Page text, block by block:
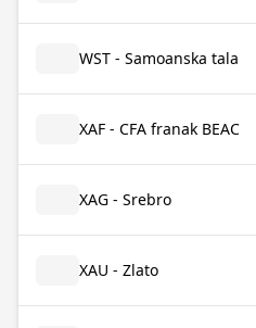
WST - Samoanska tala
XAF - CFA franak BEAC
XAG - Srebro
XAU - Zlato